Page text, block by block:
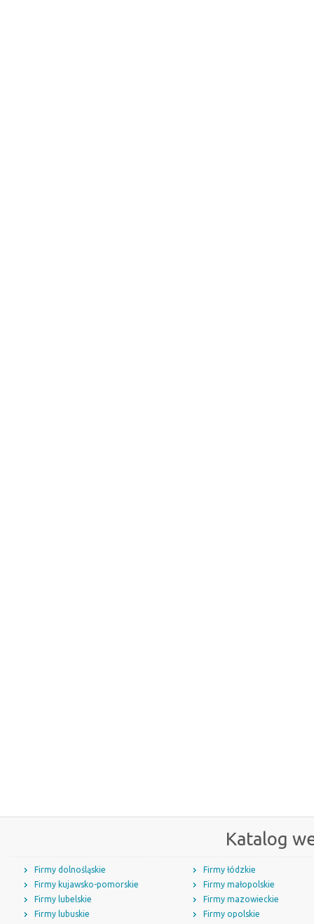
Katalog
Firmy dolnośląskie
Firmy kujawsko-pomorskie
Firmy lubelskie
Firmy lubuskie
Firmy łódzkie
Firmy małopolskie
Firmy mazowieckie
Firmy opolskie